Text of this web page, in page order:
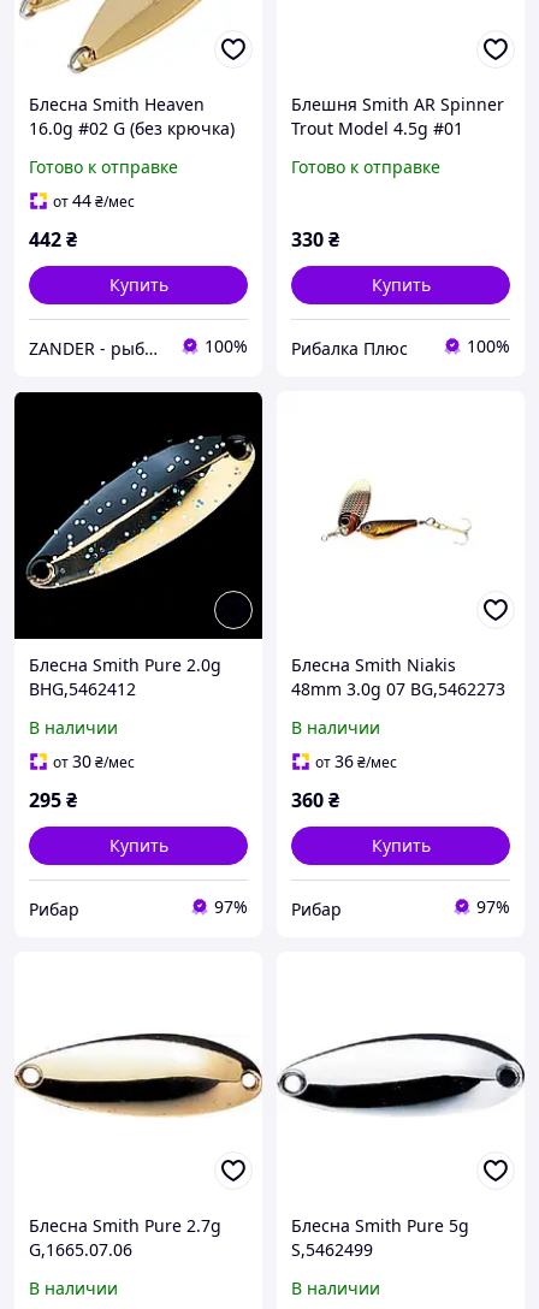
Блесна Smith Heaven
16.0g #02 G (без крючка)
Готово к отправке
от44₴/мес
442₴
Купить
ZANDER - рыболовный интернет-магазин 100%
Блешня Smith AR Spinner
Trout Model 4.5g #01
Готово к отправке
330₴
Купить
Рибалка Плюс 100%
Блесна Smith Pure 2.0g
BHG,5462412
В наличии
от30₴/мес
295₴
Купить
Рибар 97%
Блесна Smith Niakis
48mm 3.0g 07 BG,5462273
В наличии
от36₴/мес
360₴
Купить
Рибар 97%
Блесна Smith Pure 2.7g
G,1665.07.06
В наличии
Блесна Smith Pure 5g
S,5462499
В наличии